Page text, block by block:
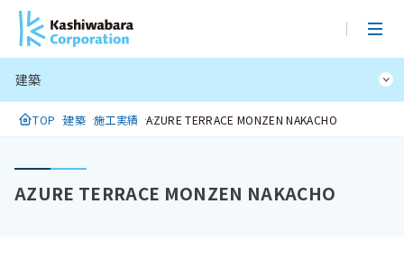
メ
イ
コ
ン
に
建築
TOP 建築 施工実績 AZURE TERRACE MONZEN NAKACHO
AZURE TERRACE MONZEN NAKACHO